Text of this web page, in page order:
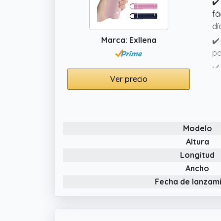
Marca: Exllena
Ver precio
✔️
✔️
Modelo
Altura
Longitud
Ancho
Fecha de